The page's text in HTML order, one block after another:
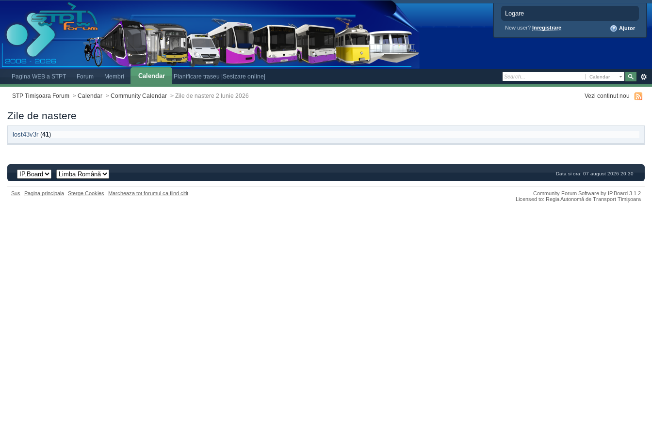
Logare
New user? Inregistrare Ajutor
Calendar
Pagina WEB a STPT Forum Membri Calendar |Planificare traseu |Sesizare online|
STP Timișoara Forum > Calendar > Community Calendar > Zile de nastere 2 Iunie 2026 Vezi continut nou
Zile de nastere
lost43v3r (41)
Data si ora: 07 august 2026 20:30
Sus Pagina principala Sterge Cookies Marcheaza tot forumul ca fiind citit
Community Forum Software by IP.Board 3.1.2
Licensed to: Regia Autonomă de Transport Timişoara